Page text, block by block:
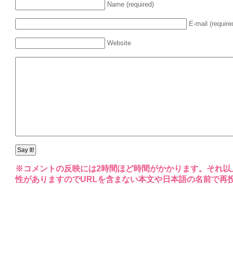
Name (required)
E-mail
Website
※コメントの反映には2時間ほど時間がかかります。それ
性がありますのでURLを含まない本文や日本語の名前で再